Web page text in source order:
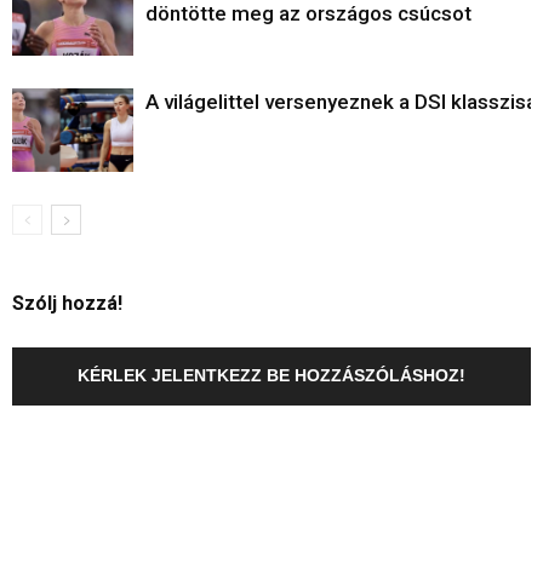
döntötte meg az országos csúcsot
A világelittel versenyeznek a DSI klasszisai
Szólj hozzá!
KÉRLEK JELENTKEZZ BE HOZZÁSZÓLÁSHOZ!